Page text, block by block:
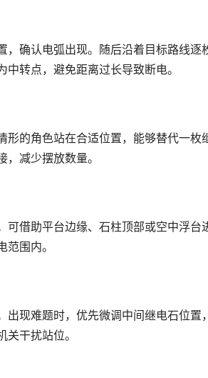
确认电弧出现。随后沿着目标路线逐
转点，避免距离过长导致断电。
形的角色站在合适位置，能够替代一枚
减少摆放数量。
可借助平台边缘、石柱顶部或空中浮
围内。
出现难题时，优先微调中间继电石位置
干扰站位。